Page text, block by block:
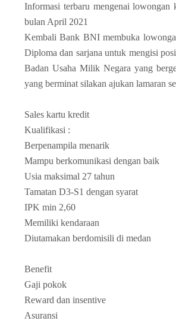
Informasi terbaru mengenai
bulan April 2021
Kembali Bank BNI membuka
Diploma dan sarjana untuk mengisi
Badan Usaha Milik Negara yang
yang berminat silakan ajukan lamaran
Sales kartu kredit
Kualifikasi :
Berpenampila menarik
Mampu berkomunikasi dengan baik
Usia maksimal 27 tahun
Tamatan D3-S1 dengan syarat
IPK min 2,60
Memiliki kendaraan
Diutamakan berdomisili di medan
Benefit
Gaji pokok
Reward dan insentive
Asuransi